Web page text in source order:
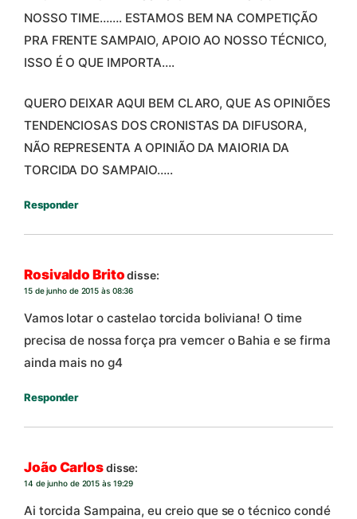
NOSSO TIME……. ESTAMOS BEM NA COMPETIÇÃO
PRA FRENTE SAMPAIO, APOIO AO NOSSO TÉCNICO,
ISSO É O QUE IMPORTA….
QUERO DEIXAR AQUI BEM CLARO, QUE AS OPINIÕES
TENDENCIOSAS DOS CRONISTAS DA DIFUSORA,
NÃO REPRESENTA A OPINIÃO DA MAIORIA DA
TORCIDA DO SAMPAIO…..
Responder
Rosivaldo Brito disse:
15 de junho de 2015 às 08:36
Vamos lotar o castelao torcida boliviana! O time
precisa de nossa força pra vemcer o Bahia e se firma
ainda mais no g4
Responder
João Carlosdisse:
14 de junho de 2015 às 19:29
Ai torcida Sampaina, eu creio que se o técnico condé